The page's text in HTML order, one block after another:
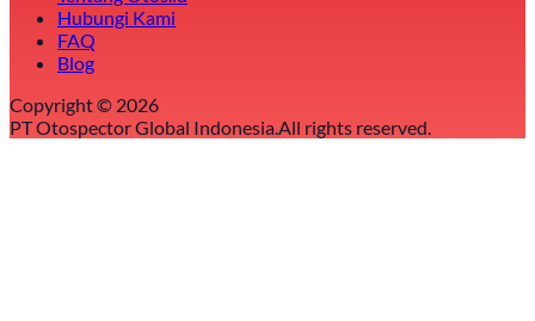
Hubungi Kami
FAQ
Blog
Copyright © 2026
PT Otospector Global Indonesia.All rights reserved.